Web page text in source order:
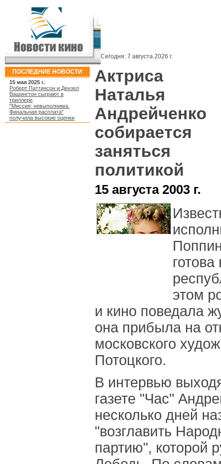
Сегодня: 7 августа 2026 г.
ПОСЛЕДНИЕ НОВОСТИ
15 мая 2025 г.
Роберт Паттинсон и Дензел
Вашингтон сыграют в
триллере
"Миссия: невыполнима.
Финальная расплата"
получила высокие оценки
Актриса
Наталья
Андрейченко
собирается
заняться
политикой
15 августа 2003 г.
этом
и кино поведала
она прибыла на
московского
Потоцкого.
В интервью
газете "Час"
несколько дней
"возглавить
партию", которой